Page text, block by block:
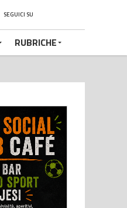
SEGUICI SU
RUBRICHE